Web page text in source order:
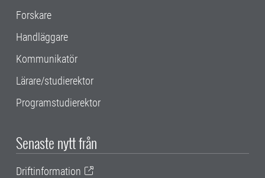
Forskare
Handläggare
Kommunikatör
Lärare/studierektor
Programstudierektor
Senaste nytt från
Driftinformation